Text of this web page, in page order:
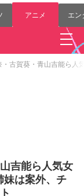
アニメ エン
・古賀葵・青山吉能ら
吉能ら人気女
妹は案外、チ